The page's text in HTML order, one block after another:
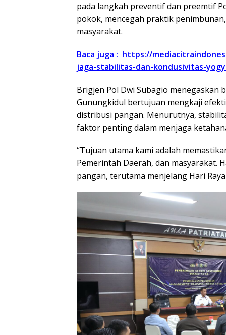
pada langkah preventif dan preemtif
pokok, mencegah praktik
masyarakat.
Baca juga : https://
jaga-stabilitas-dan-kondusivitas-
Brigjen Pol Dwi Subagio menegaskan
Gunungkidul bertujuan mengkaji
distribusi pangan. Menurutnya,
faktor penting dalam menjaga
“Tujuan utama kami adalah
Pemerintah Daerah, dan masyarakat.
pangan, terutama menjelang Hari